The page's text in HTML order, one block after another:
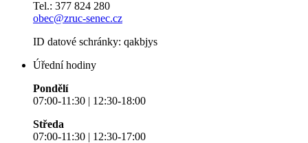
Tel.: 377 824 280
obec@zruc-senec.cz
ID datové schránky: qakbjys
Úřední hodiny
Pondělí
07:00-11:30 | 12:30-18:00
Středa
07:00-11:30 | 12:30-17:00